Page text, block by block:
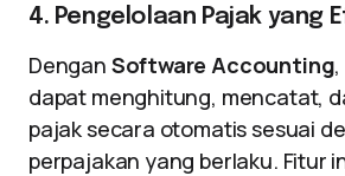
4. Pengelolaan Pajak yang
Dengan Software Accounting
dapat menghitung, mencatat,
pajak secara otomatis sesuai
perpajakan yang berlaku. Fitur